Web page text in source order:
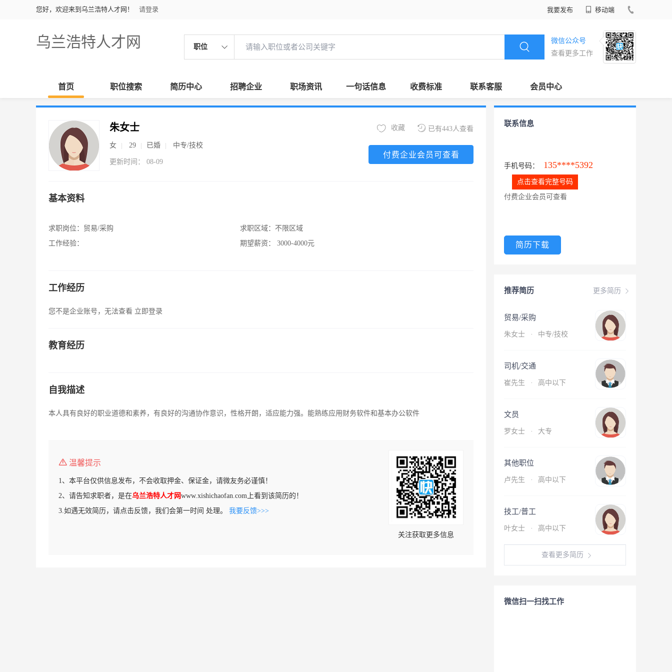
您好，欢迎来到乌兰浩特人才网！ 请登录 我要发布 移动端
乌兰浩特人才网 职位
微信公众号
查看更多工作
首页 职位搜索 简历中心 招聘企业 职场资讯 一句话信息 收费标准 联系客服 会员中心
朱女士
女 29 已婚 中专/技校
更新时间： 08-09
已有443人查看
收藏
付费企业会员可查看
基本资料
求职岗位： 贸易/采购
工作经验：
求职区域： 不限区域
期望薪资：
3000-4000元
工作经历
您不是企业账号，无法查看 立即登录
教育经历
自我描述
本人具有良好的职业道德和素养，有良好的沟通协作意识，性格开朗，适应能力强。能熟练应用财务软件和基本办公软件
温馨提示
1、本平台仅供信息发布，不会收取押金、保证金，请微友务必谨慎！
2、请告知求职者，是在乌兰浩特人才网www.xishichaofan.com上看到该简历的！
3.如遇无效简历，请点击反馈，我们会第一时间 处理。 我要反馈>>>
关注获取更多信息
联系信息
手机号码： 135****5392
点击查看完整号码
付费企业会员可查看
简历下载
更多简历
推荐简历
贸易/采购
朱女士 · 中专/技校
司机/交通
崔先生 · 高中以下
文员
罗女士 · 大专
其他职位
卢先生 · 高中以下
技工/普工
叶女士 · 高中以下
查看更多简历
微信扫一扫找工作